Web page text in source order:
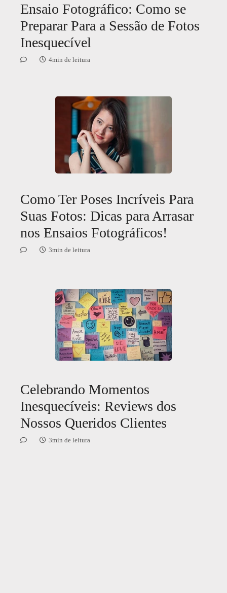
Ensaio Fotográfico: Como se
Preparar Para a Sessão de Fotos
Inesquecível
4min de leitura
Como Ter Poses Incríveis Para
Suas Fotos: Dicas para Arrasar
nos Ensaios Fotográficos!
3min de leitura
Celebrando Momentos
Inesquecíveis: Reviews dos
Nossos Queridos Clientes
3min de leitura